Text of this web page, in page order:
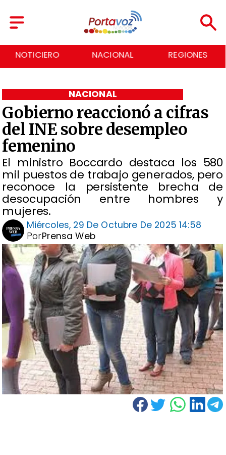
NACIONAL REGIONES ECONOMÍA
Gobierno reaccionó a cifras
del INE sobre desempleo
femenino
El ministro Boccardo destaca los 580
mil puestos de trabajo generados, pero
reconoce la persistente brecha de
desocupación entre hombres y
mujeres.
NACIONAL
Miércoles, 29 De Octubre De 2025 14:58
Prensa Web
Por